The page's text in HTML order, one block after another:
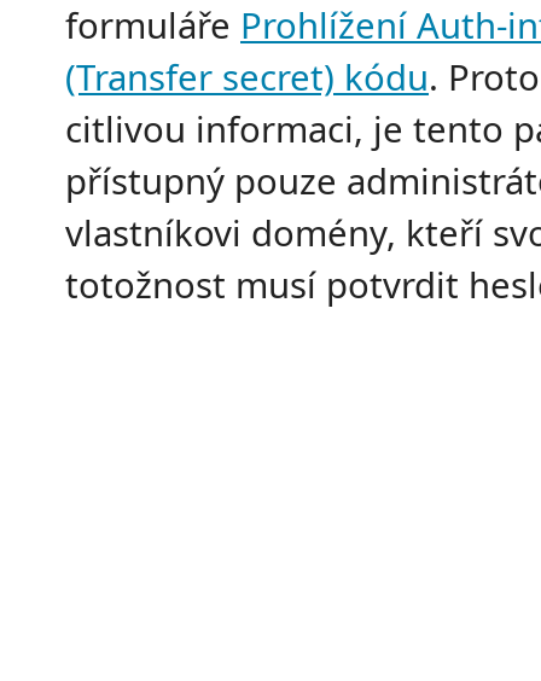
formuláře Prohlížení Auth-
(Transfer secret) kódu.
citlivou informaci, je tento
přístupný pouze
vlastníkovi domény, kteří
totožnost musí potvrdit